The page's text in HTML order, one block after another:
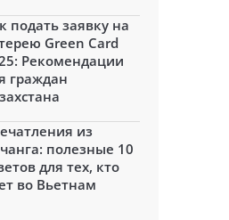
подать заявку на
Green Card
Рекомендации
граждан
из
полезные 10
для тех, кто
во Вьетнам